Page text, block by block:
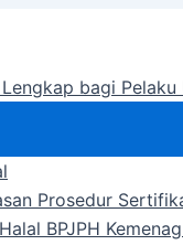
bagi
Prosedur
BPJPH Kemenag